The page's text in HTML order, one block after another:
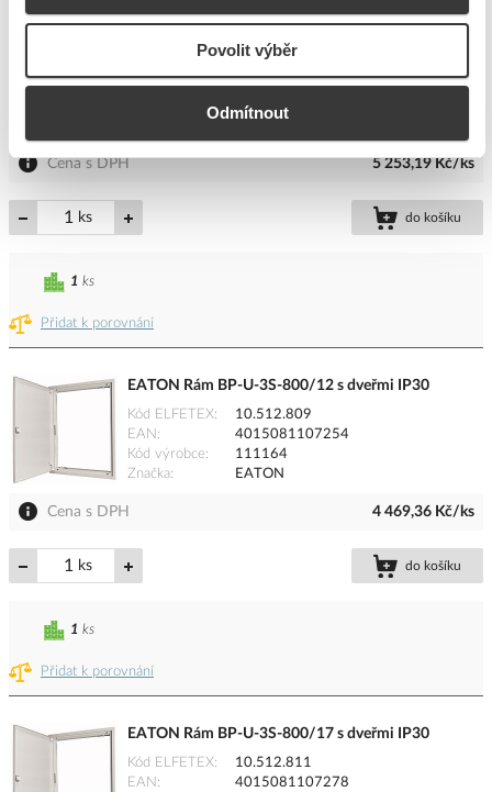
Povolit výběr
Odmítnout
EAN
4015081107261
111165
Cena s DPH 5 253,19 Kč/ks
ks do košíku
Přidat k porovnání
1 ks
EATON Rám BP-U-3S-800/12 s dveřmi IP30
Kód ELFETEX
10.512.809
EAN
4015081107254
Kód výrobce
111164
Značka
EATON
Cena s DPH 4 469,36 Kč/ks
ks do košíku
Přidat k porovnání
1 ks
EATON Rám BP-U-3S-800/17 s dveřmi IP30
Kód ELFETEX
10.512.811
EAN
4015081107278